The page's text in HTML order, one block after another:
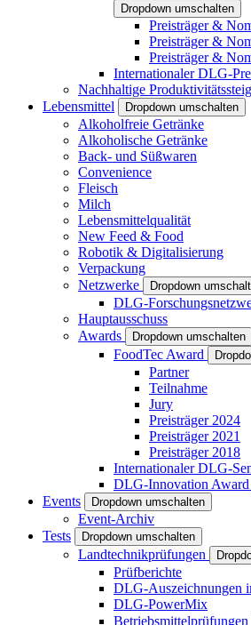
Dropdown umschalten
Preisträger &
Preisträger &
Preisträger &
Internationaler DLG-
Nachhaltige
Lebensmittel
Dropdown umschalten
Alkoholfreie Getränke
Alkoholische Getränke
Back- und Süßwaren
Convenience
Fleisch
Milch
Lebensmittelqualität
New Feed & Food
Robotik & Digitalisierung
Verpackung
Netzwerke
Dropdown
DLG-
Hauptausschuss
Awards
Dropdown umschalten
FoodTec Award
Partner
Teilnahme
Jury
Preisträger 2024
Preisträger 2021
Preisträger 2018
Internationaler DLG-
DLG-Innovation Award
Events
Dropdown umschalten
Event-Archiv
Tests
Dropdown umschalten
Landtechnikprüfungen
Prüfberichte
DLG-Auszeichnungen
DLG-PowerMix
Betriebsmittelprüfungen